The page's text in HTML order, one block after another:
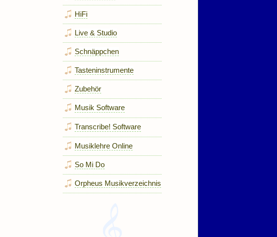
HiFi
Live & Studio
Schnäppchen
Tasteninstrumente
Zubehör
Musik Software
Transcribe! Software
Musiklehre Online
So Mi Do
Orpheus Musikverzeichnis